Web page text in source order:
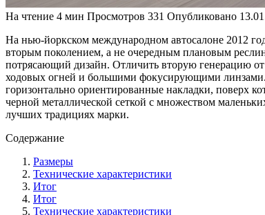
На чтение 4 мин Просмотров 331 Опубликовано
На нью-йоркском международном автосалоне 2012
вторым поколением, а не очередным плановым
потрясающий дизайн. Отличить вторую генерацию
ходовых огней и большими фокусирующими линзами.
горизонтально ориентированные накладки, поверх
черной металлической сеткой с множеством
лучших традициях марки.
Содержание
Размеры
Технические характеристики
Итог
Итог
Технические характеристики